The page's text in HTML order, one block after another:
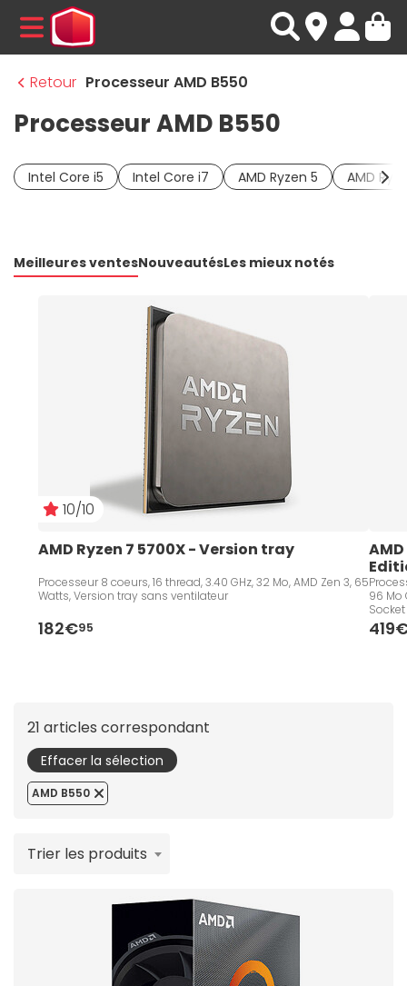
MENU
Retour Processeur AMD B550
Processeur AMD B550
Intel Core i5 Intel Core i7 AMD Ryzen 5 AMD
Meilleures ventesNouveautésLes mieux notés
10/10
AMD Ryzen 7 5700X - Version tray
Processeur 8 coeurs, 16 thread, 3.40 GHz, 32 Mo, AMD Zen 3, 65
Watts, Version tray sans ventilateur
182€95
96 Mo
21 articles correspondant
Effacer la sélection
AMD B550
Trier les produits